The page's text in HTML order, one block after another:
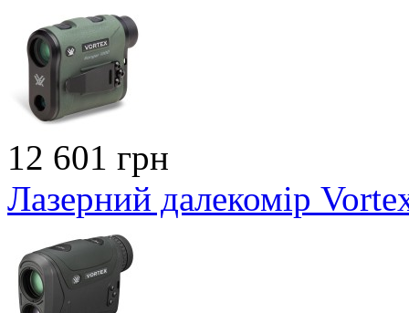
12 601 грн
Лазерний далекомір